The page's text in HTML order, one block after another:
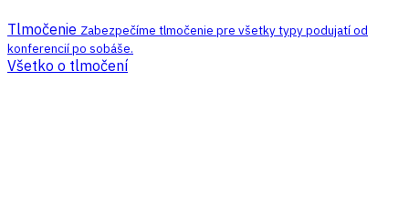
Tlmočenie Zabezpečíme tlmočenie pre všetky typy podujatí od
konferencií po sobáše.
Všetko o tlmočení